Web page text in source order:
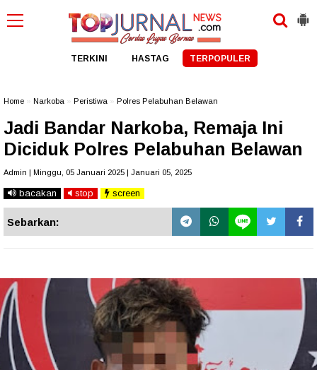
TERKINI HASTAG TERPOPULER
Home Narkoba Peristiwa Polres Pelabuhan Belawan
Jadi Bandar Narkoba, Remaja Ini
Diciduk Polres Pelabuhan Belawan
Admin | Minggu, 05 Januari 2025 | Januari 05, 2025
bacakan stop screen
Sebarkan: